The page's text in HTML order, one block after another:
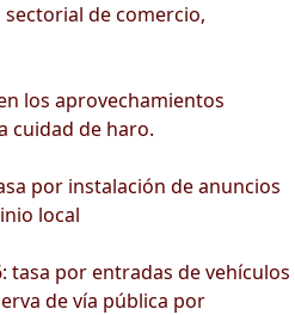
de comercio,
los aprovechamientos
cuidad de haro.
por instalación de anuncios
local
tasa por entradas de vehículos
de vía pública por